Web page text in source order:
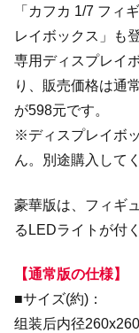
「カフカ 1/7 フィ
レイボックス」も
専用ディスプレイ
り、販売価格は通
が598元です。
※ディスプレイボ
ん。別途購入して
豪華版は、フィギ
るLEDライトが付
【通常版の仕様】
■サイズ(約)：
组装后内径